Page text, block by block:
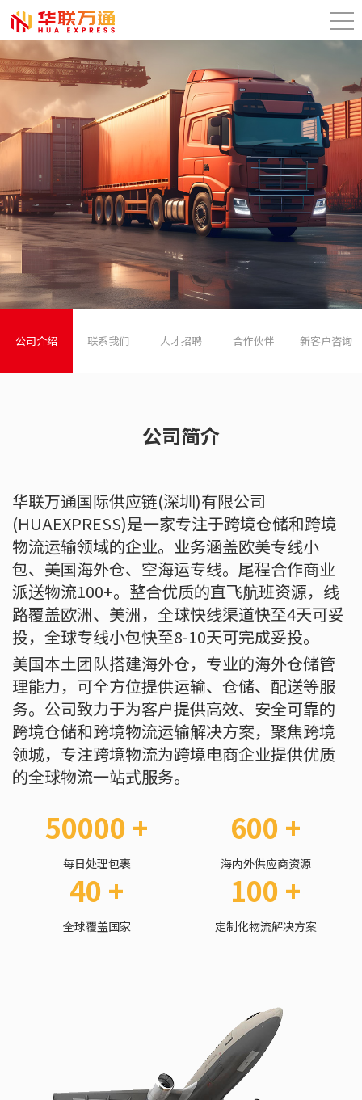
公司介绍 联系我们 人才招聘 合作伙伴 新客户咨询
公司简介
华联万通国际供应链(深圳)有限公司
(HUAEXPRESS)是一家专注于跨境仓储和跨境
物流运输领域的企业。业务涵盖欧美专线小
包、美国海外仓、空海运专线。尾程合作商业
派送物流100+。整合优质的直飞航班资源，线
路覆盖欧洲、美洲，全球快线渠道快至4天可妥
投，全球专线小包快至8-10天可完成妥投。
美国本土团队搭建海外仓，专业的海外仓储管
理能力，可全方位提供运输、仓储、配送等服
务。公司致力于为客户提供高效、安全可靠的
跨境仓储和跨境物流运输解决方案，聚焦跨境
领城，专注跨境物流为跨境电商企业提供优质
的全球物流一站式服务。
50000 +
每日处理包裹
600 +
海内外供应商资源
40 +
全球覆盖国家
100 +
定制化物流解决方案